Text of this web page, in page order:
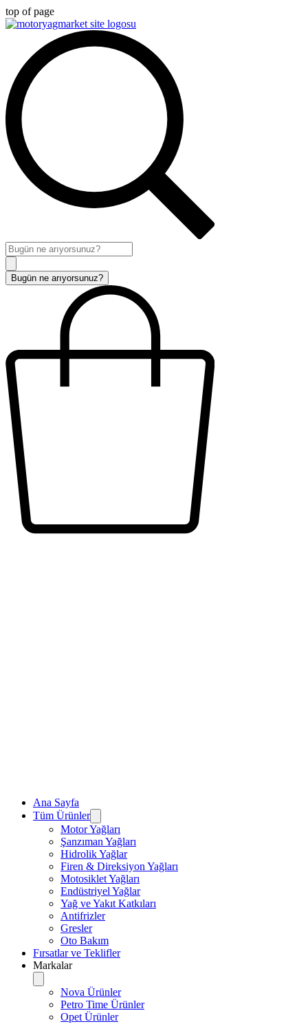
top of page
Ana Sayfa
Tüm Ürünler
Motor Yağları
Şanzıman Yağları
Hidrolik Yağlar
Firen & Direksiyon Yağları
Motosiklet Yağları
Endüstriyel Yağlar
Yağ ve Yakıt Katkıları
Antifrizler
Gresler
Oto Bakım
Fırsatlar ve Teklifler
Markalar
Nova Ürünler
Petro Time Ürünler
Opet Ürünler